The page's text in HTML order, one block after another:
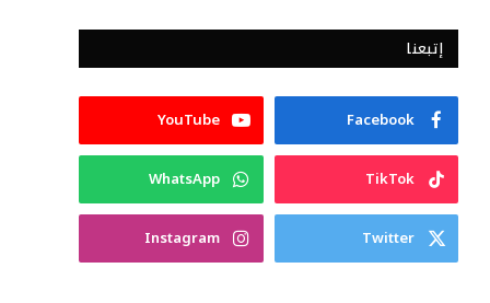
إتبعنا
Facebook
YouTube
TikTok
WhatsApp
Twitter
Instagram